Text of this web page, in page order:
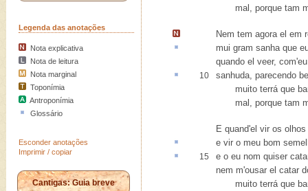
Legenda das anotações
Nota explicativa
Nota de leitura
Nota marginal
Toponímia
Antroponímia
Glossário
Esconder anotações
Imprimir / copiar
Cantigas: Guia breve
mal, porque tam
Nem tem agora el em
mui gram sanhaque
quando el veer,
10 sanhuda, parecendo
muito terrá que
mal, porque tam
E quand'el vir os
e vir o meu bom
15 e o eu nom quiser
nem m'ousar el catar
muito terrá que